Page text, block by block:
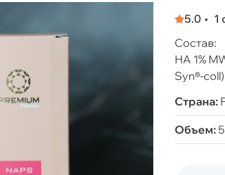
5.0 1
Состав:
НA 1%
Syn®-
Страна:
Объем: